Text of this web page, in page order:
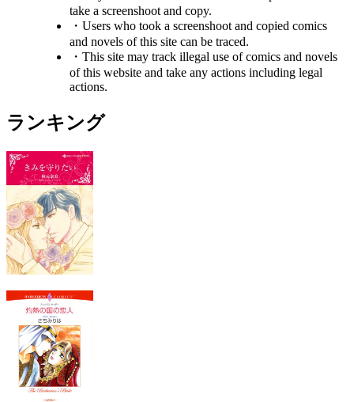
take a screenshoot and copy.
・Users who took a screenshoot and copied comics
and novels of this site can be traced.
・This site may track illegal use of comics and novels
of this website and take any actions including legal
actions.
ランキング